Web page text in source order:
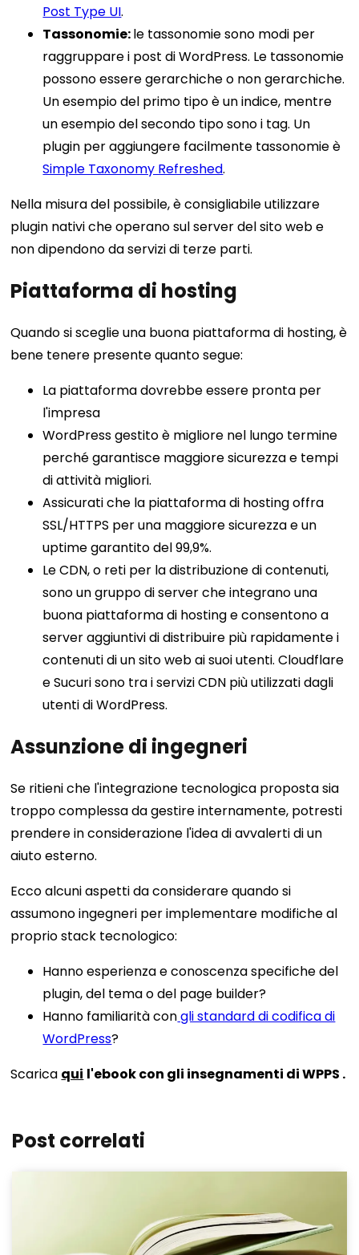
Post Type UI.
Tassonomie:le tassonomie sono modi per
raggruppare i post di WordPress. Le tassonomie
possono essere gerarchiche o non gerarchiche.
Un esempio del primo tipo è un indice, mentre
un esempio del secondo tipo sono i tag. Un
plugin per aggiungere facilmente tassonomie è
Simple Taxonomy Refreshed.
Nella misura del possibile, è consigliabile utilizzare
plugin nativi che operano sul server del sito web e
non dipendono da servizi di terze parti.
Piattaforma di hosting
Quando si sceglie una buona piattaforma di hosting, è
bene tenere presente quanto segue:
La piattaforma dovrebbe essere pronta per
l'impresa
WordPress gestito è migliore nel lungo termine
perché garantisce maggiore sicurezza e tempi
di attività migliori.
Assicurati che la piattaforma di hosting offra
SSL/HTTPS per una maggiore sicurezza e un
uptime garantito del 99,9%.
Le CDN, o reti per la distribuzione di contenuti,
sono un gruppo di server che integrano una
buona piattaforma di hosting e consentono a
server aggiuntivi di distribuire più rapidamente i
contenuti di un sito web ai suoi utenti. Cloudflare
e Sucuri sono tra i servizi CDN più utilizzati dagli
utenti di WordPress.
Assunzione di ingegneri
Se ritieni che l'integrazione tecnologica proposta sia
troppo complessa da gestire internamente, potresti
prendere in considerazione l'idea di avvalerti di un
aiuto esterno.
Ecco alcuni aspetti da considerare quando si
assumono ingegneri per implementare modifiche al
proprio stack tecnologico:
Hanno esperienza e conoscenza specifiche del
plugin, del tema o del page builder?
Hanno familiarità congli standard di codifica di
WordPress?
Scarica qui l'ebook con gli insegnamenti di WPPS .
Post correlati